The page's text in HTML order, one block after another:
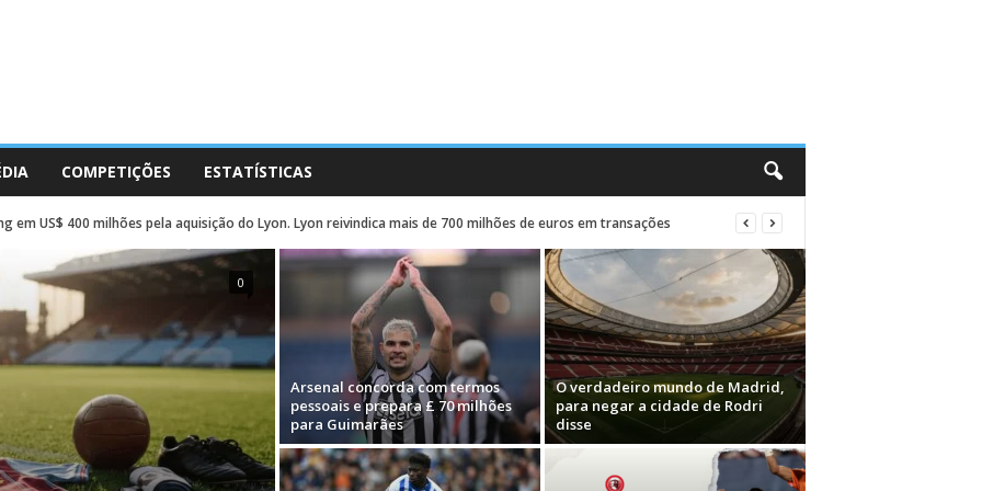
COMPETIÇÕES ESTATÍSTICAS
em US$ 400 milhões pela aquisição do Lyon. Lyon reivindica mais de 700 milhões de euros em transações
0
Arsenal concorda com termos
pessoais e prepara £ 70 milhões
para Guimarães
O verdadeiro mundo de Madrid,
para negar a cidade de Rodri
disse